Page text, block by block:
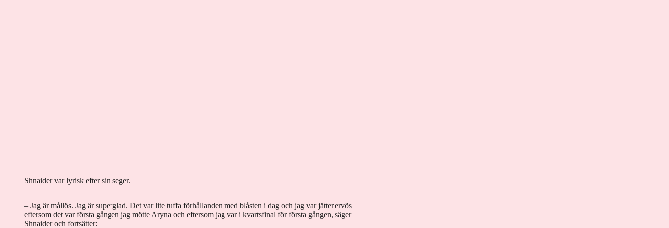
Shnaider var lyrisk efter sin seger.
– Jag är mållös. Jag är superglad. Det var lite tuffa förhållanden med blåsten i dag och jag var jättenervös
eftersom det var första gången jag mötte Aryna och eftersom jag var i kvartsfinal för första gången, säger
Shnaider och fortsätter: